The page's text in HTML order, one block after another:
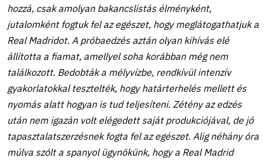
hozzá, csak amolyan bakancslistás élményként,
jutalomként fogtuk fel az egészet, hogy meglátogathatjuk a
Real Madridot. A próbaedzés aztán olyan kihívás elé
állította a fiamat, amellyel soha korábban még nem
találkozott. Bedobták a mélyvízbe, rendkívül intenzív
gyakorlatokkal tesztelték, hogy határterhelés mellett és
nyomás alatt hogyan is tud teljesíteni. Zétény az edzés
után nem igazán volt elégedett saját produkciójával, de jó
tapasztalatszerzésnek fogta fel az egészet. Alig néhány óra
múlva szólt a spanyol ügynökünk, hogya Real Madrid